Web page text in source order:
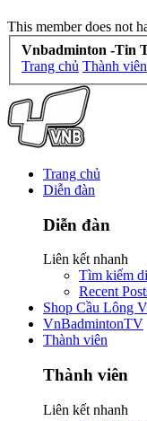
This member does not
Vnbadminton -Tin
Trang chủ Thành viên
Trang chủ
Diễn đàn
Diễn đàn
Liên kết nhanh
Tìm kiếm
Recent
Shop Cầu Lông
VnBadmintonTV
Thành viên
Thành viên
Liên kết nhanh